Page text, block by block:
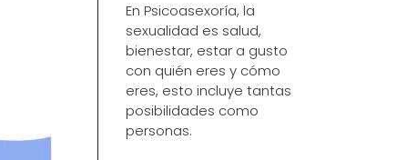
En Psicoasexoría, la
sexualidad es salud,
bienestar, estar a gusto
con quién eres y cómo
eres, esto incluye tantas
posibilidades como
personas.